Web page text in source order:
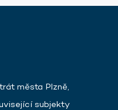
města Plzně,
subjekty